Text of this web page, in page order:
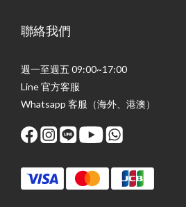
聯絡我們
週一至週五 09:00~17:00
Line 官方客服
Whatsapp 客服（海外、港澳）